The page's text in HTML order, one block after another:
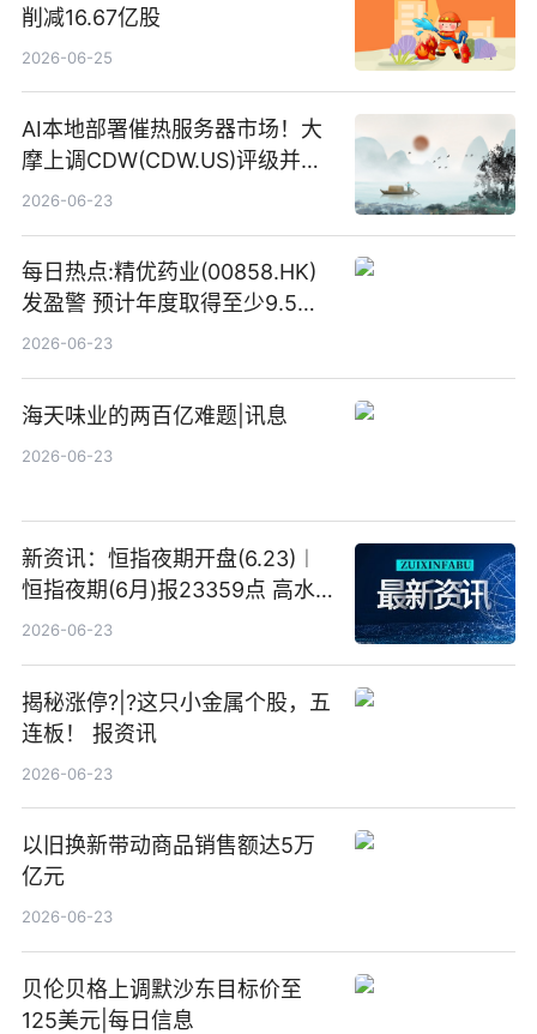
削减16.67亿股
2026-06-25
AI本地部署催热服务器市场！大
摩上调CDW(CDW.US)评级并看
高IBM(IBM.US)戴尔(DELL.US)
2026-06-23
每日热点:精优药业(00858.HK)
发盈警 预计年度取得至少9.5亿
港元的亏损 同比盈转亏
2026-06-23
海天味业的两百亿难题|讯息
2026-06-23
新资讯：恒指夜期开盘(6.23)︱
恒指夜期(6月)报23359点 高水
23点
2026-06-23
揭秘涨停?|?这只小金属个股，五
连板！ 报资讯
2026-06-23
以旧换新带动商品销售额达5万
亿元
2026-06-23
贝伦贝格上调默沙东目标价至
125美元|每日信息